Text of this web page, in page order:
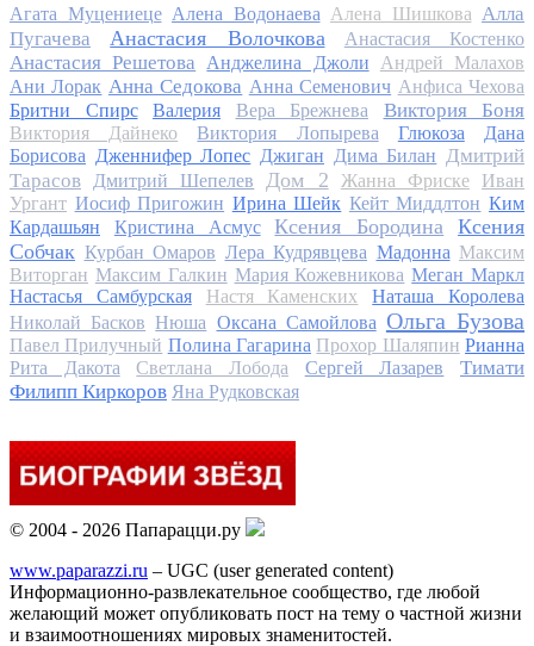
Агата Муцениеце Алена Водонаева Алена Шишкова Алла
Пугачева
Анастасия Волочкова Анастасия Костенко
Анастасия Решетова Анджелина Джоли
Андрей Малахов
Ани Лорак Анна Седокова Анна Семенович Анфиса Чехова
Бритни Спирс
Валерия Вера Брежнева Виктория Боня
Виктория Дайнеко Виктория Лопырева Глюкоза
Дана
Борисова Дженнифер Лопес Джиган Дима Билан Дмитрий
Тарасов
Дмитрий Шепелев Дом 2 Жанна Фриске
Иван
Ургант Иосиф Пригожин Ирина Шейк Кейт Миддлтон Ким
Кардашьян
Кристина Асмус Ксения Бородина
Ксения
Собчак Курбан Омаров Лера Кудрявцева Мадонна Максим
Виторган Максим Галкин Мария Кожевникова Меган Маркл
Настасья Самбурская
Настя Каменских
Наташа Королева
Николай Басков Нюша Оксана Самойлова Ольга Бузова
Павел Прилучный Полина Гагарина Прохор Шаляпин Рианна
Рита Дакота
Светлана Лобода Сергей Лазарев
Тимати
Филипп Киркоров Яна Рудковская
© 2004 - 2026 Папарацци.ру
www.paparazzi.ru – UGC (user generated content)
Информационно-развлекательное сообщество, где любой
желающий может опубликовать пост на тему о частной жизни
и взаимоотношениях мировых знаменитостей.